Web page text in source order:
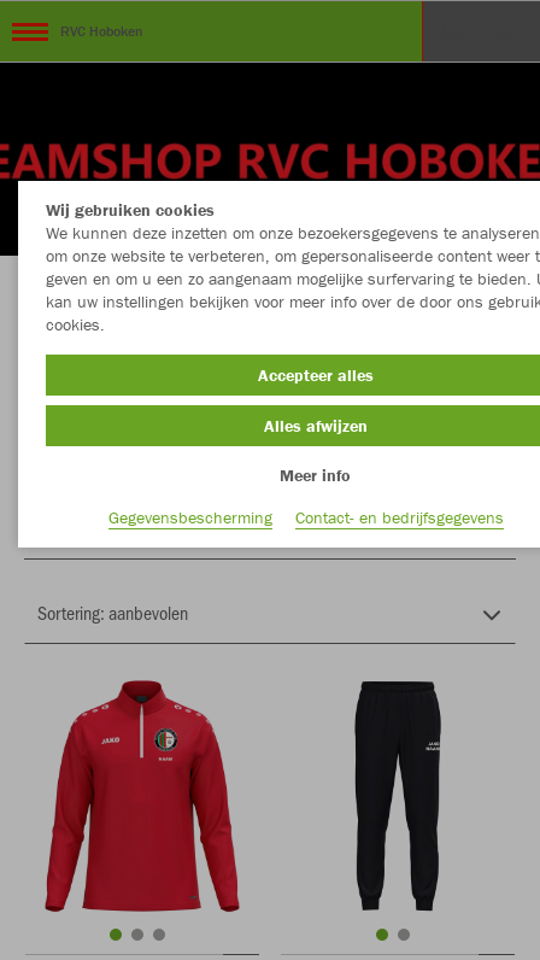
RVC Hoboken
WELKOM op de Officiële Teamshop RVC
Hoboken
Nieuw
Kledingstuk MEER FILTERS
Wij gebruiken cookies
We kunnen deze inzetten om onze bezoekersgegevens te
om onze website te verbeteren, om gepersonaliseerde content weer
geven en om u een zo aangenaam mogelijke surfervaring te bieden.
kan uw instellingen bekijken voor meer info over de door ons
cookies.
Accepteer alles
Alles afwijzen
Meer info
Gegevensbescherming
Contact- en bedrijfsgegevens